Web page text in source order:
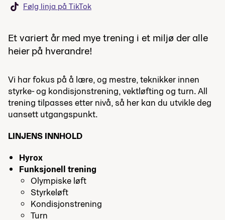
Følg linja på TikTok
Et variert år med mye trening i et miljø der alle
heier på hverandre!
Vi har fokus på å lære, og mestre, teknikker innen
styrke- og kondisjonstrening, vektløfting og turn. All
trening tilpasses etter nivå, så her kan du utvikle deg
uansett utgangspunkt.
LINJENS INNHOLD
Hyrox
Funksjonell trening
Olympiske løft
Styrkeløft
Kondisjonstrening
Turn